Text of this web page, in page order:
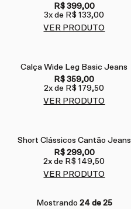
R$ 399,00
3x de R$ 133,00
VER PRODUTO
Calça Wide Leg Basic Jeans
R$ 359,00
2x de R$ 179,50
VER PRODUTO
Short Clássicos Cantão Jeans
R$ 299,00
2x de R$ 149,50
VER PRODUTO
Mostrando 24 de 25